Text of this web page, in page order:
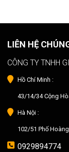
LIÊN HỆ
CÔNG TY TNHH
Hồ Chí Minh :
43/14/34 Cộng
Hà Nội :
102/51 Phố
0929894774